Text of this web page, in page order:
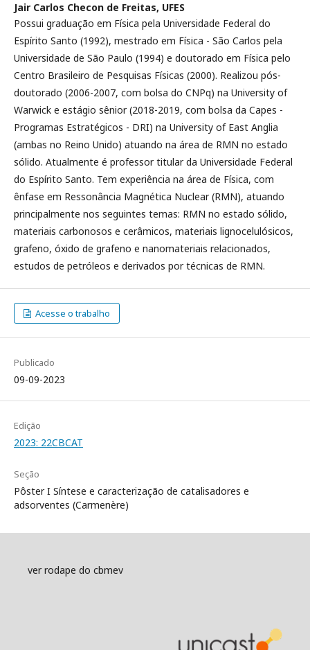
Jair Carlos Checon de Freitas, UFES
Possui graduação em Física pela Universidade Federal do
Espírito Santo (1992), mestrado em Física - São Carlos pela
Universidade de São Paulo (1994) e doutorado em Física pelo
Centro Brasileiro de Pesquisas Físicas (2000). Realizou pós-
doutorado (2006-2007, com bolsa do CNPq) na University of
Warwick e estágio sênior (2018-2019, com bolsa da Capes -
Programas Estratégicos - DRI) na University of East Anglia
(ambas no Reino Unido) atuando na área de RMN no estado
sólido. Atualmente é professor titular da Universidade Federal
do Espírito Santo. Tem experiência na área de Física, com
ênfase em Ressonância Magnética Nuclear (RMN), atuando
principalmente nos seguintes temas: RMN no estado sólido,
materiais carbonosos e cerâmicos, materiais lignocelulósicos,
grafeno, óxido de grafeno e nanomateriais relacionados,
estudos de petróleos e derivados por técnicas de RMN.
Acesse o trabalho
Publicado
09-09-2023
Edição
2023: 22CBCAT
Seção
Pôster I Síntese e caracterização de catalisadores e
adsorventes (Carmenère)
ver rodape do cbmev